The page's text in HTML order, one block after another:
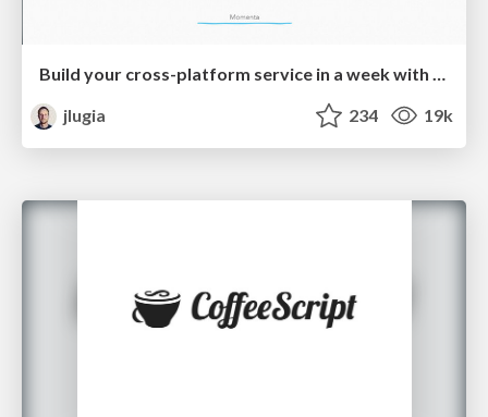
Build your cross-platform service in a week with App Engine
jlugia
234 19k